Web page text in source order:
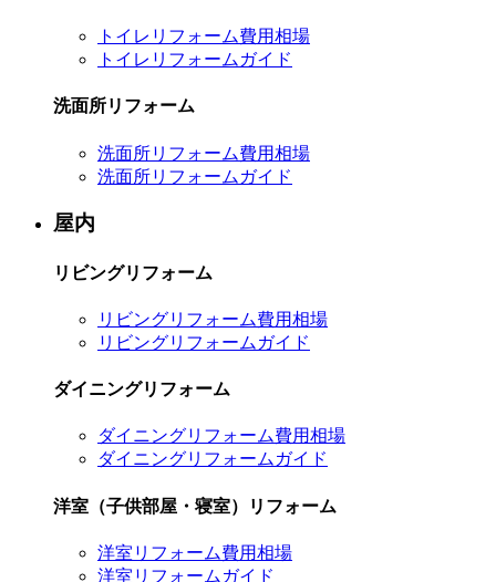
トイレリフォーム費用相場
トイレリフォームガイド
洗面所リフォーム
洗面所リフォーム費用相場
洗面所リフォームガイド
屋内
リビングリフォーム
リビングリフォーム費用相場
リビングリフォームガイド
ダイニングリフォーム
ダイニングリフォーム費用相場
ダイニングリフォームガイド
洋室（子供部屋・寝室）リフォーム
洋室リフォーム費用相場
洋室リフォームガイド